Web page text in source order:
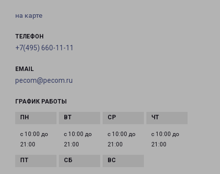
на карте
ТЕЛЕФОН
+7(495) 660-11-11
EMAIL
pecom@pecom.ru
ГРАФИК РАБОТЫ
с 10:00 до
21:00
с 10:00 до
21:00
с 10:00 до
21:00
с 10:00 до
21:00